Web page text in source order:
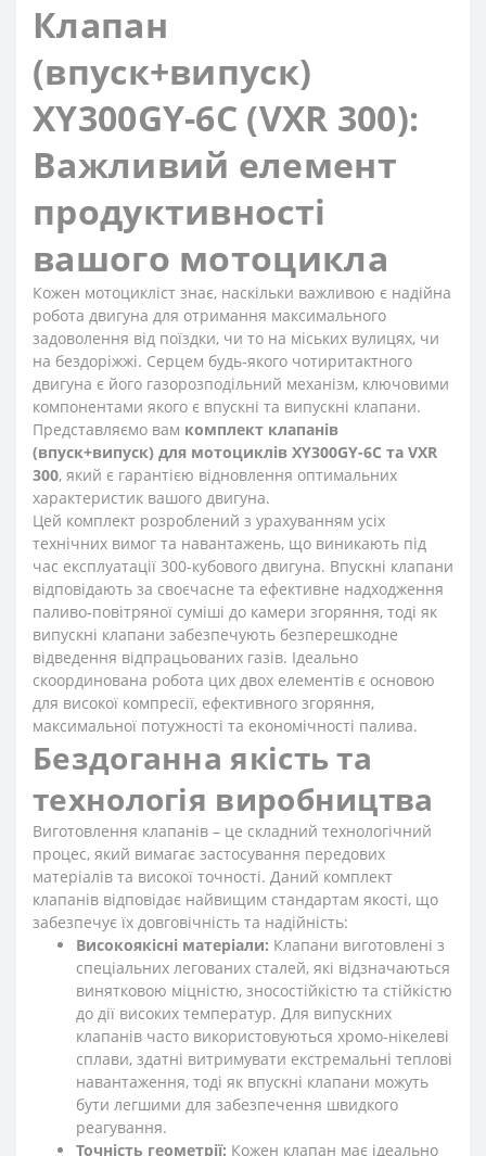
Клапан
(впуск+випуск)
XY300GY-6C (VXR 300):
Важливий елемент
продуктивності
вашого мотоцикла
Кожен мотоцикліст знає, наскільки важливою є надійна
робота двигуна для отримання максимального
задоволення від поїздки, чи то на міських вулицях, чи
на бездоріжжі. Серцем будь-якого чотиритактного
двигуна є його газорозподільний механізм, ключовими
компонентами якого є впускні та випускні клапани.
Представляємо вам комплект клапанів
(впуск+випуск) для мотоциклів XY300GY-6C та VXR
300, який є гарантією відновлення оптимальних
характеристик вашого двигуна.
Цей комплект розроблений з урахуванням усіх
технічних вимог та навантажень, що виникають під
час експлуатації 300-кубового двигуна. Впускні клапани
відповідають за своєчасне та ефективне надходження
паливо-повітряної суміші до камери згоряння, тоді як
випускні клапани забезпечують безперешкодне
відведення відпрацьованих газів. Ідеально
скоординована робота цих двох елементів є основою
для високої компресії, ефективного згоряння,
максимальної потужності та економічності палива.
Бездоганна якість та
технологія виробництва
Виготовлення клапанів – це складний технологічний
процес, який вимагає застосування передових
матеріалів та високої точності. Даний комплект
клапанів відповідає найвищим стандартам якості, що
забезпечує їх довговічність та надійність:
Високоякісні матеріали: Клапани виготовлені з
спеціальних легованих сталей, які відзначаються
винятковою міцністю, зносостійкістю та стійкістю
до дії високих температур. Для випускних
клапанів часто використовуються хромо-нікелеві
сплави, здатні витримувати екстремальні теплові
навантаження, тоді як впускні клапани можуть
бути легшими для забезпечення швидкого
реагування.
Точність геометрії: Кожен клапан має ідеально